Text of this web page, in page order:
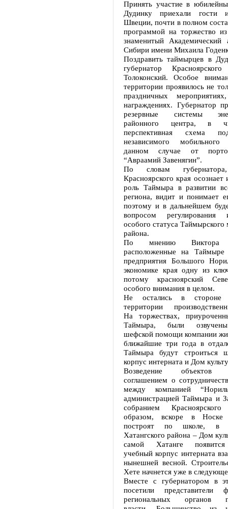
Принять участие в
Дудинку приехали
Швеции, почти в полном
программой на торжество
знаменитый Академический
Сибири имени Михаила
Поздравить таймырцев в
губернатор
Толоконский. Особое
территории проявилось не
праздничных
награждениях. Губернатор
резервные системы
районного центра, в
перспективная схема
независимого
данном случае от
“Авраамий Завенягин”.
По словам губернатора,
Красноярского края осознает
роль Таймыра в развитии
региона, видит и понимает
поэтому и в дальнейшем
вопросом регулирования
особого статуса Таймырского
района.
По мнению Виктора
расположенные на
предприятия Большого
экономике края одну из
потому красноярский
особого внимания в целом.
Не остались в стороне
территории
На торжествах,
Таймыра, были озвучены
шефской помощи компании
ближайшие три года в
Таймыра будут строиться
корпус интерната и Дом
Возведение объектов
соглашением о
между компанией
администрацией Таймыра и
собранием
образом, вскоре в
построят по школе, в
Хатангского района – Дом
самой Хатанге
учебный корпус интерната
нынешней весной.
Хете начнется уже в
Вместе с губернатором в
посетили представители
региональных органов